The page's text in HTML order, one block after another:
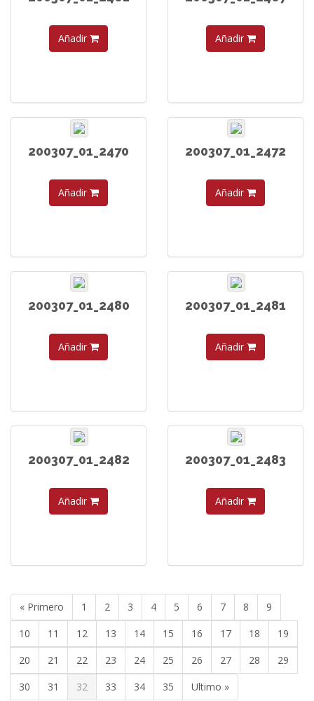
Añadir Añadir
200307_01_2470
Añadir
200307_01_2472
Añadir
200307_01_2480
Añadir
200307_01_2481
Añadir
200307_01_2482
Añadir
200307_01_2483
Añadir
« Primero 1 2 3 4 5 6 7 8
9
10
11 12 13 14 15 16 17 18
19
20
21 22 23 24 25 26 27 28
29
30
31 32 33 34 35 Ultimo »